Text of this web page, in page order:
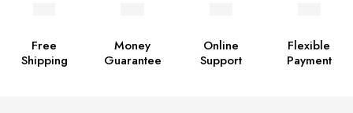
Free
Shipping
Money
Guarantee
Online
Support
Flexible
Payment